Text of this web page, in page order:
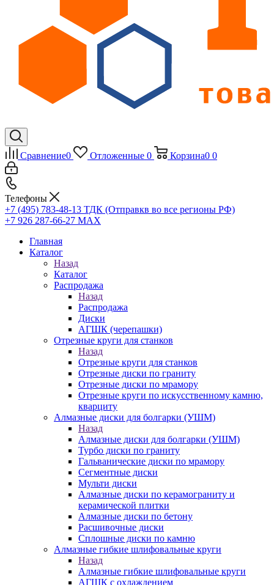
Сравнение0 Отложенные 0 Корзина0 0
Телефоны
+7 (495) 783-48-13 ТДК (Отправкв во все регионы РФ)
+7 926 287-66-27 МАХ
Главная
Каталог
Назад
Каталог
Распродажа
Назад
Распродажа
Диски
АГШК (черепашки)
Отрезные круги для станков
Назад
Отрезные круги для станков
Отрезные диски по граниту
Отрезные диски по мрамору
Отрезные круги по искусственному камню,
кварциту
Алмазные диски для болгарки (УШМ)
Назад
Алмазные диски для болгарки (УШМ)
Турбо диски по граниту
Гальванические диски по мрамору
Сегментные диски
Мульти диски
Алмазные диски по керамограниту и
керамической плитки
Алмазные диски по бетону
Расшивочные диски
Сплошные диски по камню
Алмазные гибкие шлифовальные круги
Назад
Алмазные гибкие шлифовальные круги
АГШК с охлаждением